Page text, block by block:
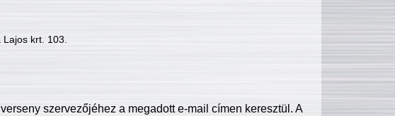
Lajos krt. 103.
szervezőjéhez a megadott e-mail címen keresztül. A